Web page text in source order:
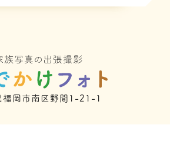
福岡市南区野間1-21-1